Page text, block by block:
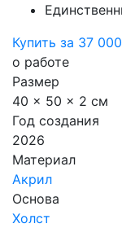
Купить за 37
о работе
Размер
40 x 50 x 2 см
Год создания
2026
Материал
Акрил
Основа
Холст